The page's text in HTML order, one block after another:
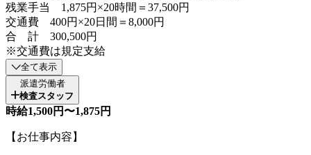
残業手当 1,875円×20時間＝37,500円
交通費 400円×20日間＝8,000円
合 計 300,500円
※交通費は規定支給
全て表示
派遣労働者
検査スタッフ
時給1,500円〜1,875円
【お仕事内容】